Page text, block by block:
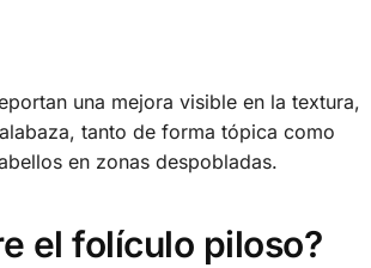
una mejora visible en la textura,
tanto de forma tópica como
en zonas despobladas.
el folículo piloso?